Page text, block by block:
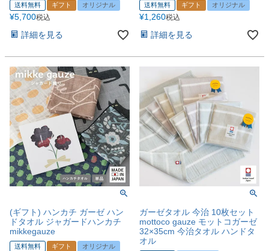
送料無料 ギフト オリジナル
¥5,700税込
詳細を見る
送料無料 ギフト オリジナル
¥1,260税込
詳細を見る
(ギフト) ハンカチ ガーゼ ハン
ドタオル ジャガードハンカチ
mikkegauze
送料無料 ギフト オリジナル
ガーゼタオル 今治 10枚セット
mottoco gauze モットコガーゼ
32×35cm 今治タオル ハンドタ
オル